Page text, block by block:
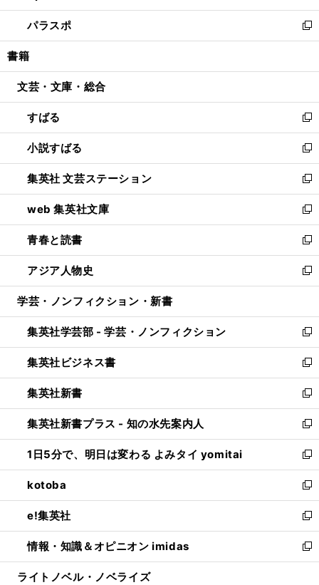
ウ
で
開
ン
ド
ウ
開
ウ
ィ
ン
ウ
開
く
し
い
ウ
ン
ウ
で
開
く
パラスポ
新
し
ウ
ン
ド
ウ
で
開
く
書籍
文芸・文庫・総合
すばる
新
し
い
ウ
ィ
ン
ド
ウ
で
開
く
小説すばる
新
し
い
ウ
ィ
ン
ド
ウ
で
開
集英社 文芸ステーション
新
し
い
ウ
ィ
ン
ド
ウ
開
く
web 集英社文庫
新
し
い
ウ
ィ
ン
ウ
で
開
く
青春と読書
新
し
い
ウ
ン
ド
ウ
で
開
く
アジア人物史
新
し
ウ
ィ
ン
ド
ウ
で
開
く
学芸・ノンフィクション・新書
集英社学芸部 - 学芸・ノンフィクション
新
し
い
ウ
ィ
ン
ド
ウ
で
開
く
集英社ビジネス書
新
し
い
ウ
ィ
ン
ド
ウ
で
開
く
集英社新書
新
し
い
ウ
ィ
ン
ド
ウ
で
開
く
集英社新書プラス - 知の水先案内人
新
し
い
ウ
ィ
ン
ド
ウ
で
開
1日5分で、明日は変わる よみタイ yomitai
新
し
い
ウ
ィ
ン
ド
ウ
kotoba
新
し
い
ウ
ィ
ン
e!集英社
新
し
い
ウ
情報・知識＆オピニオン imidas
新
し
ライトノベル・ノベライズ